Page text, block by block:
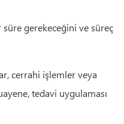
süre gerekeceğini ve süreç
cerrahi işlemler veya
tedavi uygulaması